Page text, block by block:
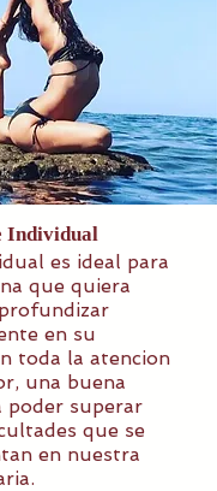
Individual
es ideal para
que quiera
en su
toda la atencion
una buena
poder superar
que se
en nuestra